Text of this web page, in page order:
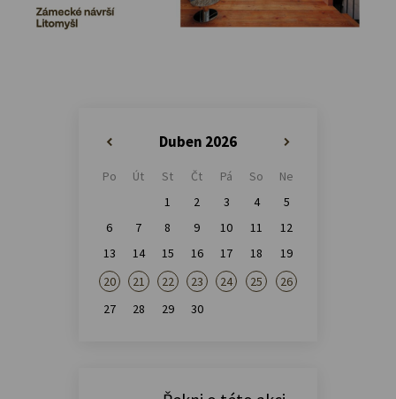
Duben 2026
Po Út St Čt Pá So
Ne
1
2 3 4
5
6
7 8 9 10 11
12
13
14 15 16 17 18
19
20
21 22 23 24 25
26
27
28 29 30